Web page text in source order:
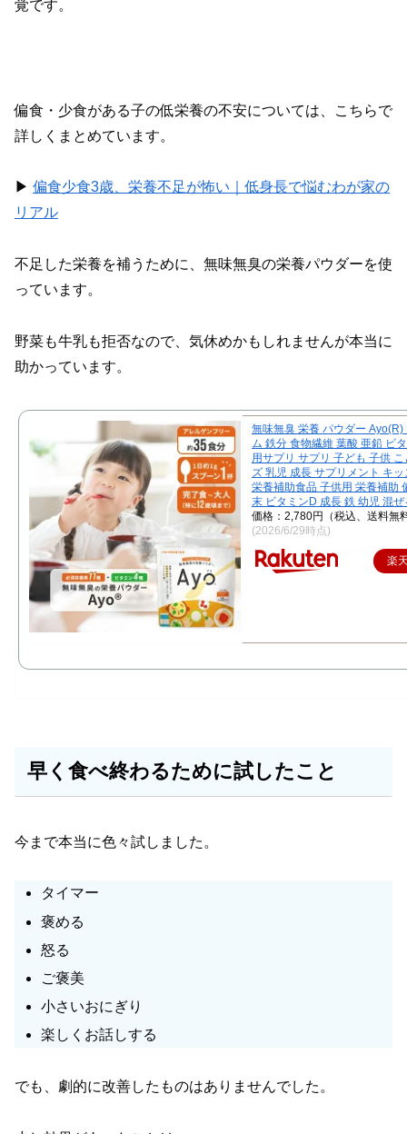
覚です。
偏食・少食がある子の低栄養の不安については、こちらで
詳しくまとめています。
▶︎ 偏食少食3歳、栄養不足が怖い｜低身長で悩むわが家の
リアル
不足した栄養を補うために、無味無臭の栄養パウダーを使
っています。
野菜も牛乳も拒否なので、気休めかもしれませんが本当に
助かっています。
無味無臭 栄養 パウダー Ayo(R)
ム 鉄分 食物繊維 葉酸 亜鉛 ビ
用サプリ サプリ 子ども 子供
ズ 乳児 成長 サプリメント キ
栄養補助食品 子供用 栄養補助
末 ビタミンD 成長 鉄 幼児 混ぜ
価格：2,780円（税込、送料無
(2026/6/29時点)
楽
早く食べ終わるために試したこと
今まで本当に色々試しました。
タイマー
褒める
怒る
ご褒美
小さいおにぎり
楽しくお話しする
でも、劇的に改善したものはありませんでした。